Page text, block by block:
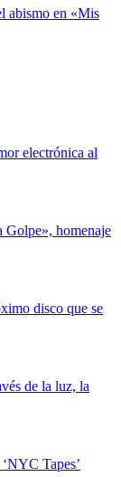
abismo en «Mis
electrónica al
Golpe», homenaje
disco que se
de la luz, la
Tapes’